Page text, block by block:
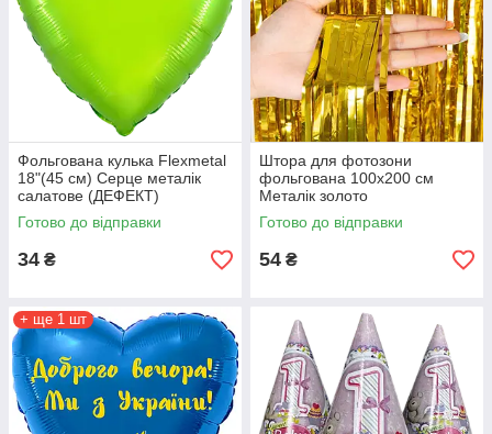
Фольгована кулька Flexmetal
18"(45 см) Серце металік
салатове (ДЕФЕКТ)
Готово до відправки
34 ₴
Штора для фотозони
фольгована 100х200 см
Металік золото
Готово до відправки
54 ₴
+ ще 1 шт